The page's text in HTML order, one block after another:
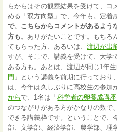
らからはその観察結果を受けて、
める「双方向型」で、今年も。定着
で、こちらからコメントがあるよう
方も 。ありがたいことです。もちろ
てもらった方、あるいは、渡辺が出
すが、そこで、講義を受けて、大学
ある方も。あとは、渡辺が同じ1年生
門 」という講義を前期に行っており
は、今年は久しぶりに高校生の参加
から で、1名は「科学者の卵養成講座
のつながりがある方がかなりの数で
できる講義枠です。ということで、
部、文学部、経済学部、農学部、理